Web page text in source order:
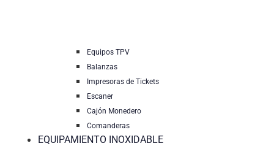
Equipos TPV
Balanzas
Impresoras de Tickets
Escaner
Cajón Monedero
Comanderas
EQUIPAMIENTO INOXIDABLE